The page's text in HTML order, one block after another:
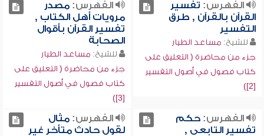
الفهرس: تفسير
القرآن بالقرآن , طرق
التفسير
للشيخ: مساعد الطيار
جزء من محاضرة ( التعليق على
كتاب فصول في أصول التفسير
[2])
الفهرس:مصدر
مرويات أهل الكتاب ,
تفسير القرآن بأقوال
الصحابة
للشيخ: مساعد الطيار
جزء من محاضرة ( التعليق على
كتاب فصول في أصول التفسير
[3])
الفهرس:حكم
تفسير التابعي ,
الفهرس:مثال
لقول حادث متأخر غير